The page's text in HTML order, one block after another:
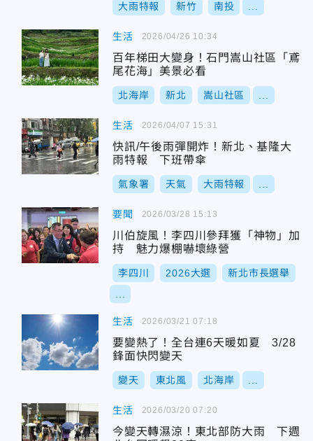
大雨特報 新竹 南投
生活
百年梯田大變身！石門嵩山社區「鳶
尾花海」美景必看
北海岸 新北 嵩山社區
2026/04/26 10:34
生活
快訊/午後雨彈開炸！新北、基隆大
雨特報 下班帶傘
氣象署 天氣 大雨特報
2026/04/07 15:31
要聞
川伯旋風！李四川參拜獲「神物」加
持 魅力爆棚嚇壞綠營
李四川 2026大選 新北市長選舉
2026/03/28 15:13
生活
要變熱了！全台連6天暖如夏 3/28
鋒面快閃變天
變天 東北風 北海岸
2026/03/21 07:18
生活
今變天轉濕涼！東北部防大雨 下週
2026/03/20 07:20